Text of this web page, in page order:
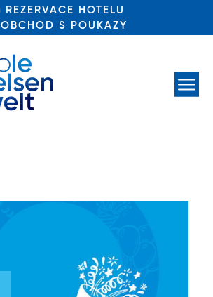
REZERVACE HOTELU
OBCHOD S POUKAZY
REZERVACE HOTELU
OBCHOD S POUKAZY